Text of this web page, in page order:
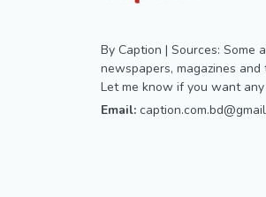
By Caption | Sources: Some
newspapers, magazines
Let me know if you want
Email: